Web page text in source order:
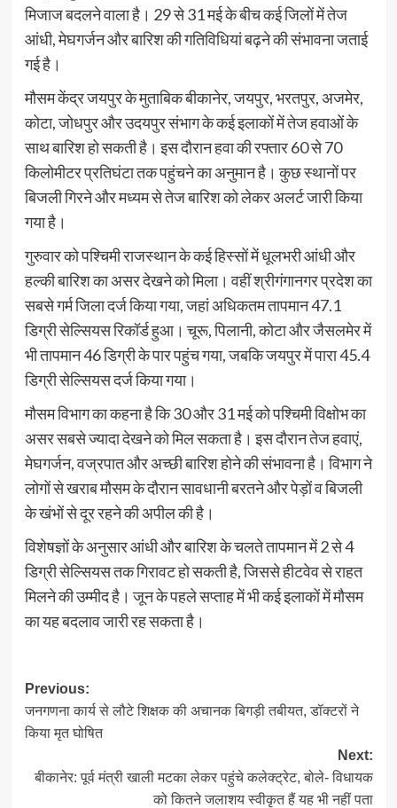
मिजाज बदलने वाला है। 29 से 31 मई के बीच कई जिलों में तेज
आंधी, मेघगर्जन और बारिश की गतिविधियां बढ़ने की संभावना जताई
गई है।
मौसम केंद्र जयपुर के मुताबिक बीकानेर, जयपुर, भरतपुर, अजमेर,
कोटा, जोधपुर और उदयपुर संभाग के कई इलाकों में तेज हवाओं के
साथ बारिश हो सकती है। इस दौरान हवा की रफ्तार 60 से 70
किलोमीटर प्रतिघंटा तक पहुंचने का अनुमान है। कुछ स्थानों पर
बिजली गिरने और मध्यम से तेज बारिश को लेकर अलर्ट जारी किया
गया है।
गुरुवार को पश्चिमी राजस्थान के कई हिस्सों में धूलभरी आंधी और
हल्की बारिश का असर देखने को मिला। वहीं श्रीगंगानगर प्रदेश का
सबसे गर्म जिला दर्ज किया गया, जहां अधिकतम तापमान 47.1
डिग्री सेल्सियस रिकॉर्ड हुआ। चूरू, पिलानी, कोटा और जैसलमेर में
भी तापमान 46 डिग्री के पार पहुंच गया, जबकि जयपुर में पारा 45.4
डिग्री सेल्सियस दर्ज किया गया।
मौसम विभाग का कहना है कि 30 और 31 मई को पश्चिमी विक्षोभ का
असर सबसे ज्यादा देखने को मिल सकता है। इस दौरान तेज हवाएं,
मेघगर्जन, वज्रपात और अच्छी बारिश होने की संभावना है। विभाग ने
लोगों से खराब मौसम के दौरान सावधानी बरतने और पेड़ों व बिजली
के खंभों से दूर रहने की अपील की है।
विशेषज्ञों के अनुसार आंधी और बारिश के चलते तापमान में 2 से 4
डिग्री सेल्सियस तक गिरावट हो सकती है, जिससे हीटवेव से राहत
मिलने की उम्मीद है। जून के पहले सप्ताह में भी कई इलाकों में मौसम
का यह बदलाव जारी रह सकता है।
Post
navigation
Previous:
जनगणना कार्य से लौटे शिक्षक की अचानक बिगड़ी तबीयत, डॉक्टरों ने
किया मृत घोषित
Next:
बीकानेर: पूर्व मंत्री खाली मटका लेकर पहुंचे कलेक्ट्रेट, बोले- विधायक
को कितने जलाशय स्वीकृत हैं यह भी नहीं पता